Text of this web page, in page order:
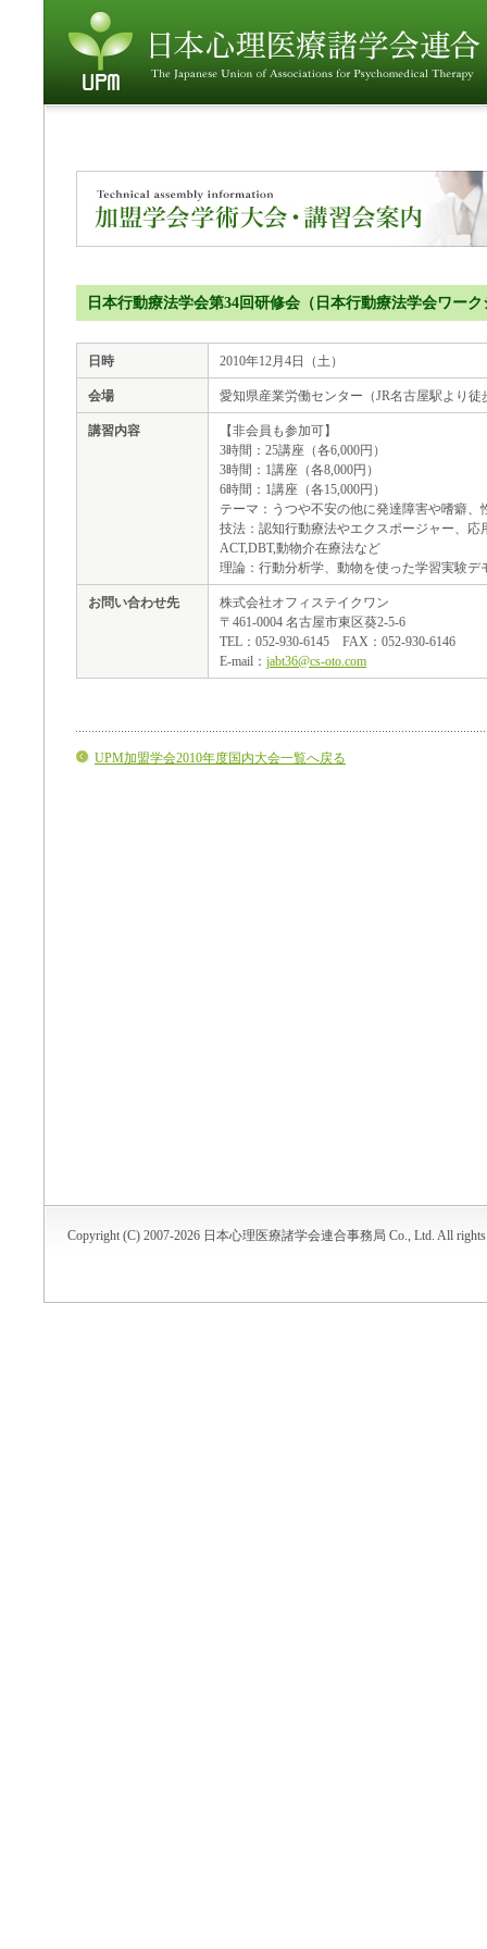
日本行動療法学会第34回研修会（日本行動療法学会ワー
日時 2010年12月4日（土）
会場 愛知県産業労働センター（JR名古屋駅より徒
講習内容
【非会員も参加可】
3時間：25講座（各6,000円）
3時間：1講座（各8,000円）
6時間：1講座（各15,000円）
テーマ：うつや不安の他に発達障害や嗜癖
技法：認知行動療法やエクスポージャー、応
ACT,DBT,動物介在療法など
理論：行動分析学、動物を使った学習実験デ
お問い合わせ先
株式会社オフィステイクワン
〒461-0004 名古屋市東区葵2-5-6
TEL：052-930-6145 FAX：052-930-6146
E-mail： jabt36@cs-oto.com
UPM加盟学会2010年度国内大会一覧へ戻る
Copyright (C) 2007-2026 日本心理医療諸学会連合事務局 Co., Ltd. All rights